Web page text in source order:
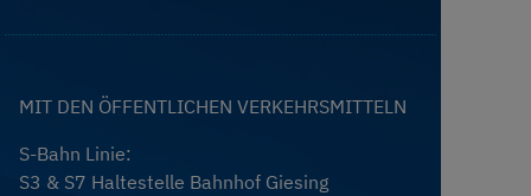
MIT DEN ÖFFENTLICHEN VERKEHRSMITTELN
S-Bahn Linie:
S3 & S7 Haltestelle Bahnhof Giesing